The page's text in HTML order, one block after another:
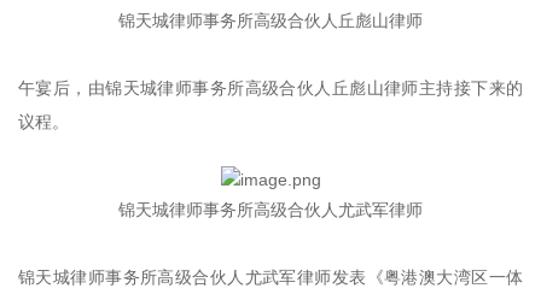
锦天城律师事务所高级合伙人丘彪山律师
午宴后，由锦天城律师事务所高级合伙人丘彪山律师主持接下来的
议程。
锦天城律师事务所高级合伙人尤武军律师
锦天城律师事务所高级合伙人尤武军律师发表《粤港澳大湾区一体